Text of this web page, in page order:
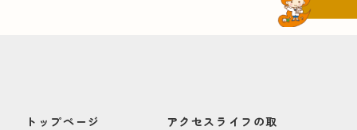
トップページ
アクセスライフの取